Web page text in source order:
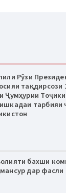
Рӯзи
тақдирсози
Ҷумҳурии
тарбияи
бахши
дар фасли